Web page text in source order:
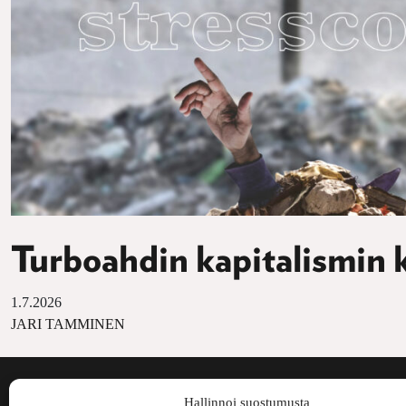
Hallinnoi suostumusta
Turboahdin kapitalismin
1.7.2026
JARI TAMMINEN
Voima on